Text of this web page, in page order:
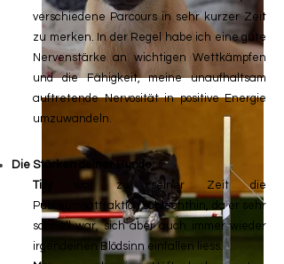
verschiedene Parcours in sehr kurzer Zeit
zu merken. In der Regel habe ich eine gute
Nervenstärke an wichtigen Wettkämpfen
und die Fähigkeit, meine unaufhaltsam
auftretende Nervosität in positive Energie
umzuwandeln.
Tilly
war zu seiner Zeit die
Publikumsattraktion schlechthin, da er sehr
schnell war, sich aber auch immer wieder
irgendeinen Blödsinn einfallen liess.
Die Stärken deiner Hunde: